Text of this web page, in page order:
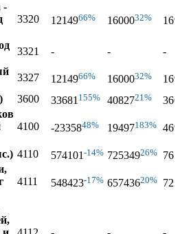
-
3320 1214966% 1600032%
3321 - -
-
3327 1214966% 1600032%
3600 33681155% 4082721%
4100 -2335848% 19497183%
4110 574101-14% 72534926%
4111 548423-17% 65743620%